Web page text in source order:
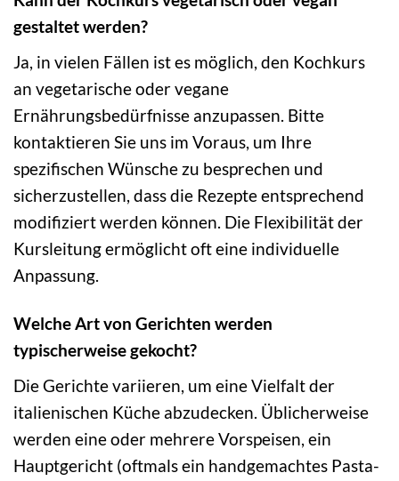
gestaltet werden?
Ja, in vielen Fällen ist es möglich, den Kochkurs
an vegetarische oder vegane
Ernährungsbedürfnisse anzupassen. Bitte
kontaktieren Sie uns im Voraus, um Ihre
spezifischen Wünsche zu besprechen und
sicherzustellen, dass die Rezepte entsprechend
modifiziert werden können. Die Flexibilität der
Kursleitung ermöglicht oft eine individuelle
Anpassung.
Welche Art von Gerichten werden
typischerweise gekocht?
Die Gerichte variieren, um eine Vielfalt der
italienischen Küche abzudecken. Üblicherweise
werden eine oder mehrere Vorspeisen, ein
Hauptgericht (oftmals ein handgemachtes Pasta-